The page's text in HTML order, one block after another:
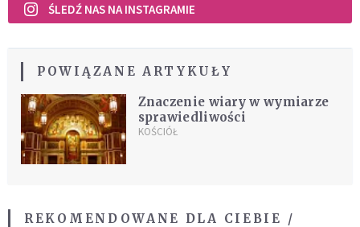
ŚLEDŹ NAS NA INSTAGRAMIE
POWIĄZANE ARTYKUŁY
Znaczenie wiary w wymiarze
sprawiedliwości
KOŚCIÓŁ
REKOMENDOWANE DLA CIEBIE /